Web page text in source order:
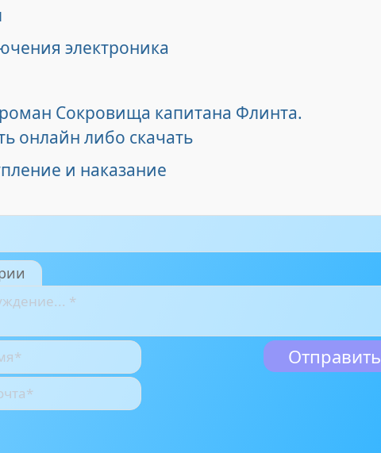
электроника
Сокровища капитана Флинта.
онлайн либо скачать
и наказание